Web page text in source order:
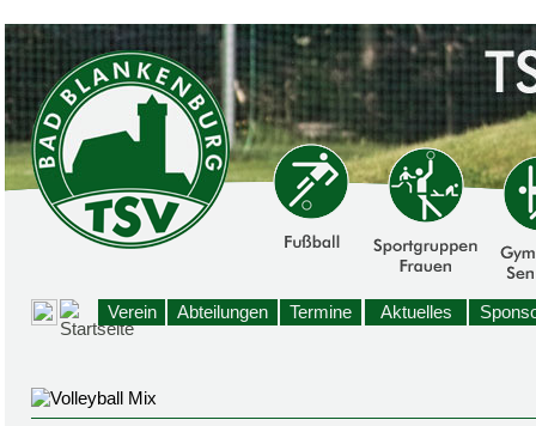
Verein Abteilungen Termine Aktuelles